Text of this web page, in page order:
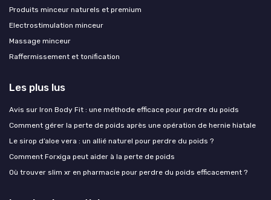
Produits minceur naturels et premium
Electrostimulation minceur
Massage minceur
Raffermissement et tonification
Les plus lus
Avis sur Iron Body Fit : une méthode efficace pour perdre du poids
Comment gérer la perte de poids après une opération de hernie hiatale
Le sirop d’aloe vera : un allié naturel pour perdre du poids ?
Comment Forxiga peut aider à la perte de poids
Où trouver slim xr en pharmacie pour perdre du poids efficacement ?